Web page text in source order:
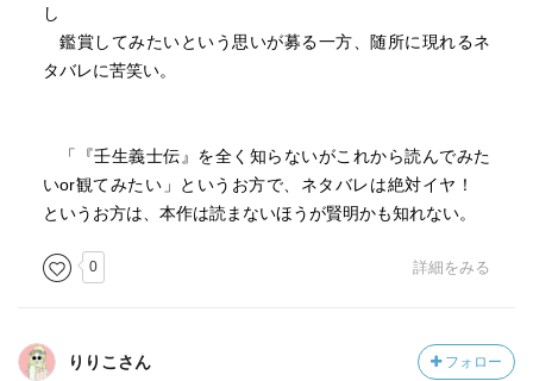
（2026.3.5）
※2021.8.22読了
し
鑑賞してみたいという思いが募る一方、随所に現れるネ
タバレに苦笑い。
「『壬生義士伝』を全く知らないがこれから読んでみた
いor観てみたい」というお方で、ネタバレは絶対イヤ！
というお方は、本作は読まないほうが賢明かも知れない。
0 詳細をみる
りりこさん フォロー